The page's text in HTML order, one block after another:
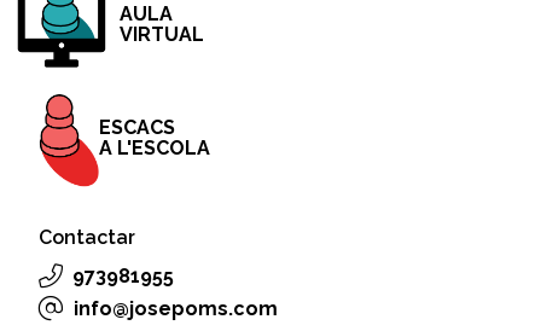
AULA
VIRTUAL
ESCACS
A L'ESCOLA
Contactar
973981955
info@josepoms.com